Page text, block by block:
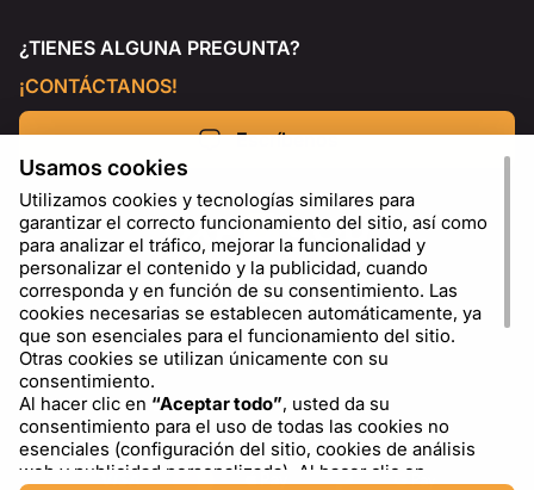
¿TIENES ALGUNA PREGUNTA?
¡CONTÁCTANOS!
Escríbenos
ES USD - US Dollar ($)
Usamos cookies
Utilizamos cookies y tecnologías similares para
garantizar el correcto funcionamiento del sitio, así como
para analizar el tráfico, mejorar la funcionalidad y
personalizar el contenido y la publicidad, cuando
corresponda y en función de su consentimiento. Las
cookies necesarias se establecen automáticamente, ya
que son esenciales para el funcionamiento del sitio.
Otras cookies se utilizan únicamente con su
consentimiento.
Al hacer clic en “Aceptar todo”, usted da su
consentimiento para el uso de todas las cookies no
esenciales (configuración del sitio, cookies de análisis
web y publicidad personalizada). Al hacer clic en